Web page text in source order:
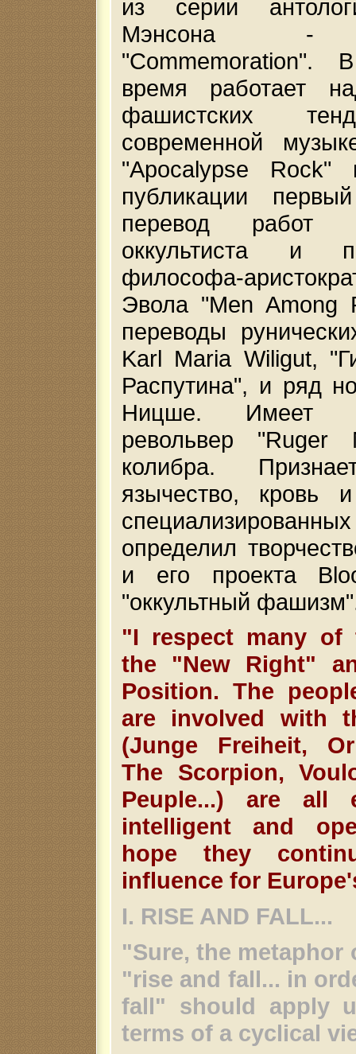
из серии
Мэнсона -
"Commemoration".
время работает
фашистских
современной
"Apocalypse Rock"
публикации
перевод работ
оккультиста и
философа-
Эвола "Men Among
переводы
Karl Maria Wiligut,
Распутина", и ряд
Ницше. Имеет
револьвер
колибра.
язычество, кровь
определил
и его проекта
"оккультный
"I respect many of
the "New Right"
Position. The
are involved with
(Junge Freiheit,
The Scorpion,
Peuple...) are all
intelligent and
hope they
influence for
I. RISE AND FALL...
"Sure, the metaphor
"rise and fall... in
fall" should apply
terms of a cyclical